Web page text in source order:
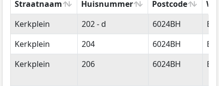
Straatnaam Huisnummer Postcode
Straatnaam
Huisnummer Postcode
Kerkplein 202 - d 6024BH
Kerkplein
204 6024BH
Kerkplein
206 6024BH